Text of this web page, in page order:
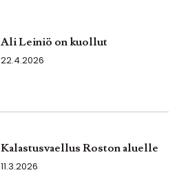
Ali Leiniö on kuollut
22.4.2026
Kalastusvaellus Roston aluelle
11.3.2026